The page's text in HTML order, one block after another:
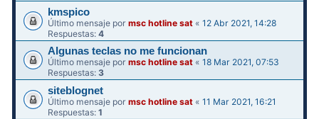
kmspico
Último mensaje pormsc hotline sat «12 Abr 2021, 14:28
Respuestas:4
Algunas teclas no me funcionan
Último mensaje pormsc hotline sat «18 Mar 2021, 07:53
Respuestas: 3
siteblognet
Último mensaje pormsc hotline sat «11 Mar 2021, 16:21
Respuestas:1